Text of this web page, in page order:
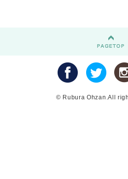
© Rubura Ohzan.All